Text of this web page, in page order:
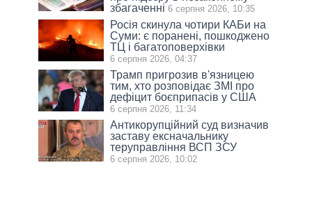
збагаченні 6 серпня 2026, 10:35
Росія скинула чотири КАБи на
Суми: є поранені, пошкоджено
ТЦ і багатоповерхівки
6 серпня 2026, 04:37
Трамп пригрозив в'язницею
тим, хто розповідає ЗМІ про
дефіцит боєприпасів у США
6 серпня 2026, 11:34
Антикорупційний суд визначив
заставу ексначальнику
теруправління ВСП ЗСУ
6 серпня 2026, 10:02